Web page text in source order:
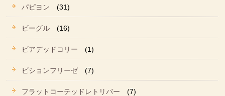
パピヨン (31)
ビーグル (16)
ビアデッドコリー (1)
ビションフリーゼ (7)
フラットコーテッドレトリバー (7)